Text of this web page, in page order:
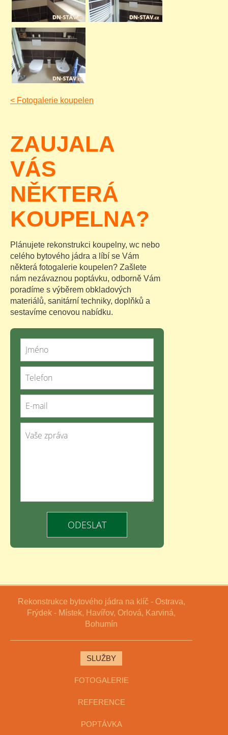
< Fotogalerie koupelen
ZAUJALA
VÁS
NĚKTERÁ
KOUPELNA?
Plánujete rekonstrukci koupelny, wc nebo
celého bytového jádra a líbí se Vám
některá fotogalerie koupelen? Zašlete
nám nezávaznou poptávku, odborně Vám
poradíme s výběrem obkladových
materiálů, sanitární techniky, doplňků a
sestavíme cenovou nabídku.
Rekonstrukce bytového jádra na klíč - Ostrava,
Frýdek - Místek, Havířov, Orlová, Karviná,
Bohumín
SLUŽBY
FOTOGALERIE
REFERENCE
POPTÁVKA